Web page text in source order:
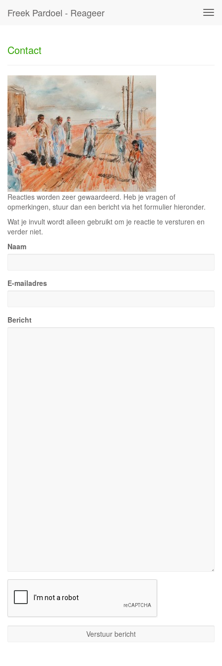
Freek Pardoel - Reageer
Contact
Reacties worden zeer gewaardeerd. Heb je vragen of
opmerkingen, stuur dan een bericht via het formulier hieronder.
Wat je invult wordt alleen gebruikt om je reactie te versturen en
verder niet.
Naam
E-mailadres
Bericht